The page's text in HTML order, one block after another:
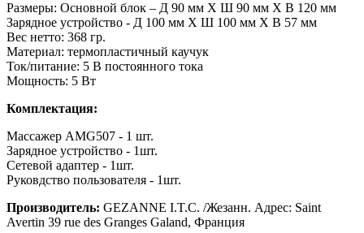
Размеры: Основной блок – Д 90 мм Х Ш 90 мм Х В 120 мм
Зарядное устройство - Д 100 мм Х Ш 100 мм Х В 57 мм
Вес нетто: 368 гр.
Материал: термопластичный каучук
Ток/питание: 5 В постоянного тока
Мощность: 5 Вт
Комплектация:
Массажер AMG507 - 1 шт.
Зарядное устройство - 1шт.
Сетевой адаптер - 1шт.
Руковдство пользователя - 1шт.
Производитель: GEZANNE I.T.C. /Жезанн. Адрес: Saint
Avertin 39 rue des Granges Galand, Франция